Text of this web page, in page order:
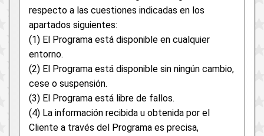
respecto a las cuestiones indicadas en los
apartados siguientes:
(1) El Programa está disponible en cualquier
entorno.
(2) El Programa está disponible sin ningún cambio,
cese o suspensión.
(3) El Programa está libre de fallos.
(4) La información recibida u obtenida por el
Cliente a través del Programa es precisa,